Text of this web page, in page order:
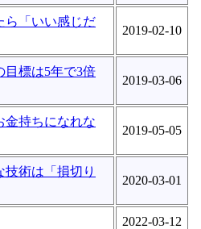
ら「いい感じだ
2019-02-10
目標は5年で3倍
2019-03-06
金持ちになれな
2019-05-05
技術は「損切り
2020-03-01
2022-03-12